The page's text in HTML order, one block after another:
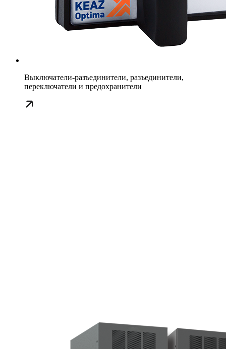
Выключатели-разъединители, разъединители,
переключатели и предохранители